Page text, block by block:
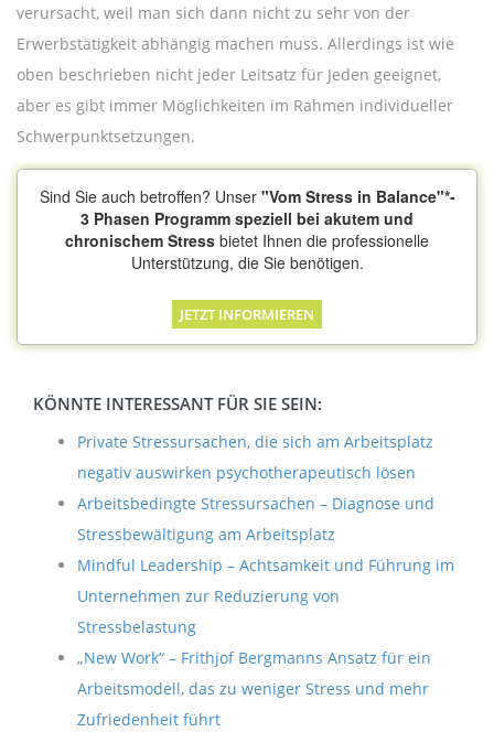
verursacht, weil man sich dann nicht zu sehr von der
Erwerbstätigkeit abhängig machen muss. Allerdings ist wie
oben beschrieben nicht jeder Leitsatz für Jeden geeignet,
aber es gibt immer Möglichkeiten im Rahmen individueller
Schwerpunktsetzungen.
Sind Sie auch betroffen? Unser "Vom Stress in Balance"*-
3 Phasen Programm speziell bei akutem und
chronischem Stress bietet Ihnen die professionelle
Unterstützung, die Sie benötigen.
JETZT INFORMIEREN
KÖNNTE INTERESSANT FÜR SIE SEIN:
Private Stressursachen, die sich am Arbeitsplatz
negativ auswirken psychotherapeutisch lösen
Arbeitsbedingte Stressursachen – Diagnose und
Stressbewältigung am Arbeitsplatz
Mindful Leadership – Achtsamkeit und Führung im
Unternehmen zur Reduzierung von
Stressbelastung
„New Work“ – Frithjof Bergmanns Ansatz für ein
Arbeitsmodell, das zu weniger Stress und mehr
Zufriedenheit führt